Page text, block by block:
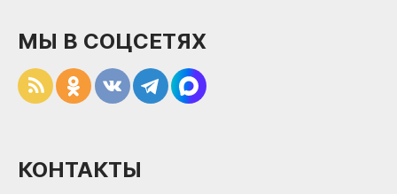
МЫ В СОЦСЕТЯХ
КОНТАКТЫ